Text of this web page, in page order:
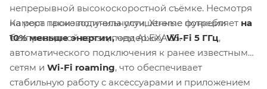
непрерывной высокоскоростной съёмке. Несмотря
на рост производительности, Xtreme потребляет на
10% меньше энергии,чем ALEXA 35.
Камера также получила улучшенные функции
беспроводной связи, поддержкуWi-Fi 5 ГГц,
автоматического подключения к ранее известным
сетям и Wi-Fi roaming, что обеспечивает
стабильную работу с аксессуарами и приложением